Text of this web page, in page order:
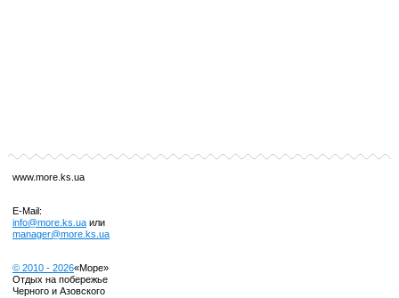
www.more.ks.ua
E-Mail:
info@more.ks.uaили
manager@more.ks.ua
© 2010 - 2026«Море»
Отдых на побережье
Черного и Азовского